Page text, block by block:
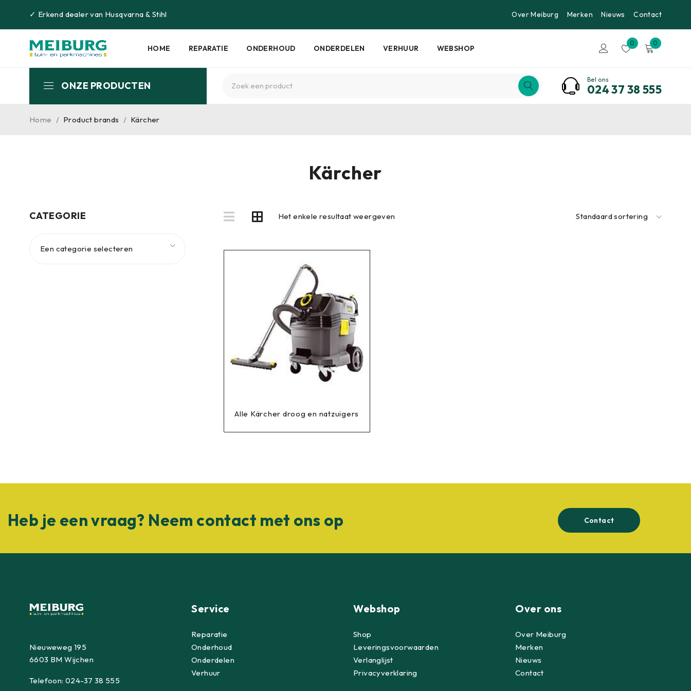
✓ Erkend dealer van Husqvarna &Stihl Over Meiburg Merken Nieuws Contact
HOME REPARATIE ONDERHOUD ONDERDELEN VERHUUR WEBSHOP
0 0
ONZE PRODUCTEN
Bel ons
024 37 38 555
Kärcher
Home / Product brands / Kärcher
CATEGORIE
Een categorie selecteren
Het enkele resultaat weergeven Standaard sortering
Alle Kärcher droog en natzuigers
Heb je een vraag? Neem contact met ons op Contact
Nieuweweg 195
6603 BM Wijchen
Telefoon:024-37 38 555
Service
Reparatie
Onderhoud
Onderdelen
Verhuur
Webshop
Shop
Leveringsvoorwaarden
Verlanglijst
Privacyverklaring
Over ons
Over Meiburg
Merken
Nieuws
Contact